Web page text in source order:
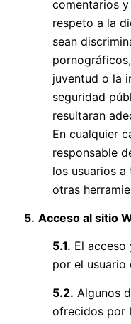
comentarios
respeto a la
sean
juventud o la
seguridad
resultaran
En cualquier
responsable
los usuarios
otras
5. Acceso al sitio
5.1. El
por el usuario
5.2. Algunos
ofrecidos por